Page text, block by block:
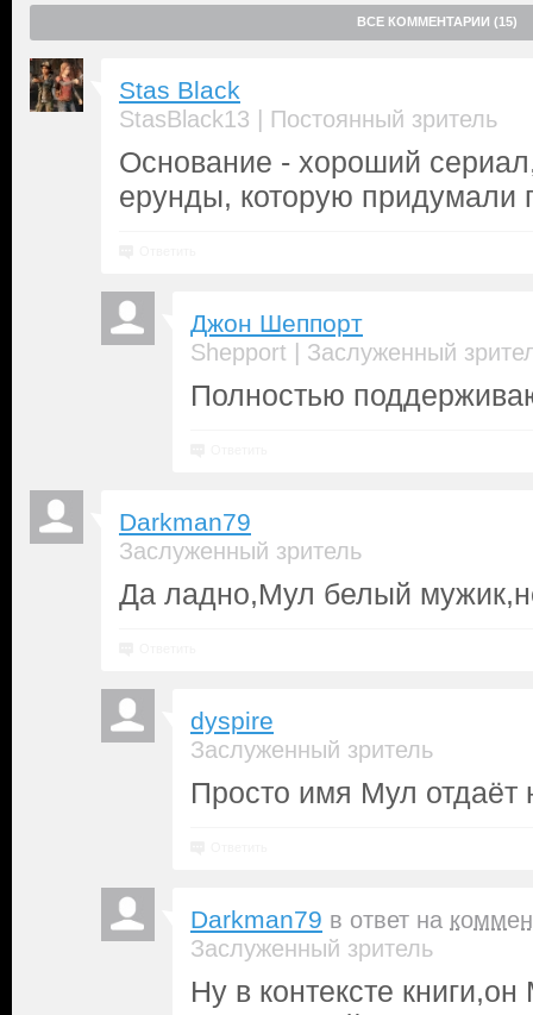
ВСЕ КОММЕНТАРИИ (15)
Stas Black
StasBlack13 | Постоянный зритель
Основание - хороший
ерунды, которую придумали
Джон Шеппорт
Shepport | Заслуженный
Полностью
Darkman79
Заслуженный зритель
Да ладно,Мул белый
dyspire
Заслуженный зритель
Просто имя Мул отдаёт
Darkman79 в ответ на
Заслуженный зритель
Ну в контексте